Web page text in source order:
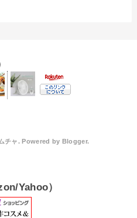
チャ. Powered by Blogger.
Yahoo）